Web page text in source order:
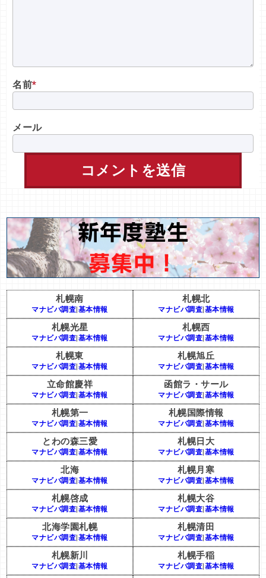
名前*
メール
札幌南
マナビバ調査 基本情報
札幌北
マナビバ調査 基本情報
札幌光星
マナビバ調査 基本情報
札幌西
マナビバ調査 基本情報
札幌東
マナビバ調査 基本情報
札幌旭丘
マナビバ調査 基本情報
立命館慶祥
マナビバ調査 基本情報
函館ラ・サール
マナビバ調査 基本情報
札幌第一
マナビバ調査 基本情報
札幌国際情報
マナビバ調査 基本情報
とわの森三愛
マナビバ調査 基本情報
札幌日大
マナビバ調査 基本情報
北海
マナビバ調査 基本情報
札幌月寒
マナビバ調査 基本情報
札幌啓成
マナビバ調査 基本情報
札幌大谷
マナビバ調査 基本情報
北海学園札幌
マナビバ調査 基本情報
札幌清田
マナビバ調査 基本情報
札幌新川
マナビバ調査 基本情報
札幌手稲
マナビバ調査 基本情報